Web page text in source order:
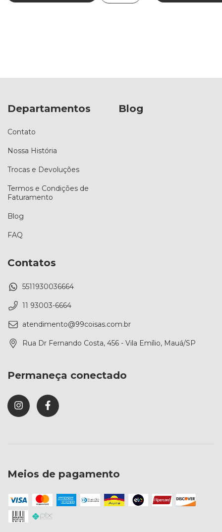
Departamentos
Contato
Nossa História
Trocas e Devoluções
Termos e Condições de
Faturamento
Blog
FAQ
Blog
Contatos
5511930036664
11 93003-6664
atendimento@99coisas.com.br
Rua Dr Fernando Costa, 456 - Vila Emílio, Mauá/SP
Permaneça conectado
Meios de pagamento